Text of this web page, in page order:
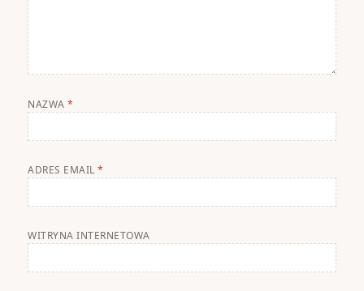
NAZWA*
ADRES EMAIL*
WITRYNA INTERNETOWA